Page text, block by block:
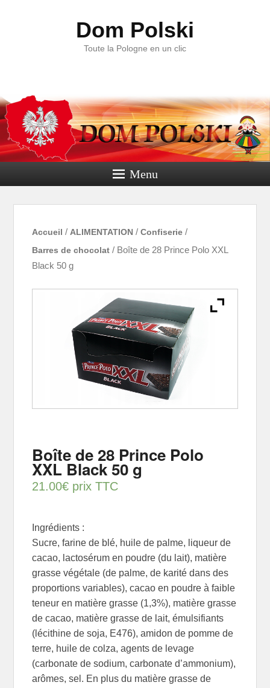
Dom Polski
Toute la Pologne en un clic
Menu
Accueil / ALIMENTATION /Confiserie /
Barres de chocolat / Boîte de 28 Prince Polo XXL
Black 50 g
Boîte de 28 Prince Polo
XXL Black 50 g
21.00€ prix TTC
Ingrédients :
Sucre, farine de blé, huile de palme, liqueur de
cacao, lactosérum en poudre (du lait), matière
grasse végétale (de palme, de karité dans des
proportions variables), cacao en poudre à faible
teneur en matière grasse (1,3%), matière grasse
de cacao, matière grasse de lait, émulsifiants
(lécithine de soja, E476), amidon de pomme de
terre, huile de colza, agents de levage
(carbonate de sodium, carbonate d’ammonium),
arômes, sel. En plus du matière grasse de